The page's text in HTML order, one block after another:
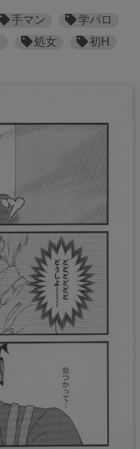
手マン
学パロ
処女
初H